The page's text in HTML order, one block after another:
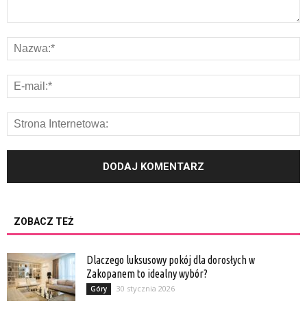
ZOBACZ TEŻ
Dlaczego luksusowy pokój dla dorosłych w
Zakopanem to idealny wybór?
Góry 30 stycznia 2026